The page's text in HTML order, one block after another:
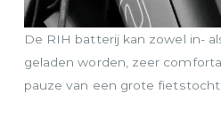
De RIH batterij kan zowel in-
geladen worden, zeer
pauze van een grote fietstocht